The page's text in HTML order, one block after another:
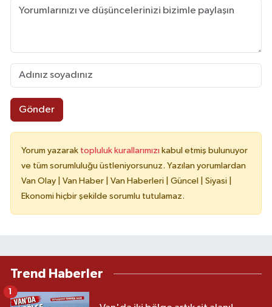
Gönder
Yorum yazarak topluluk kurallarımızı kabul etmiş bulunuyor
ve tüm sorumluluğu üstleniyorsunuz. Yazılan yorumlardan
Van Olay | Van Haber | Van Haberleri | Güncel | Siyasi |
Ekonomi hiçbir şekilde sorumlu tutulamaz.
Trend Haberler
1